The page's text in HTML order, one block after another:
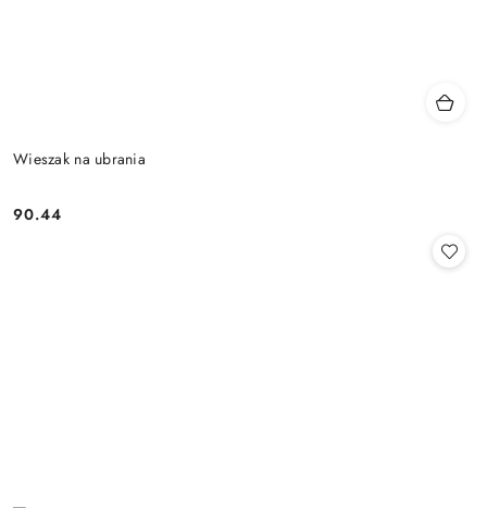
Wieszak na ubrania
Cena:
90.44